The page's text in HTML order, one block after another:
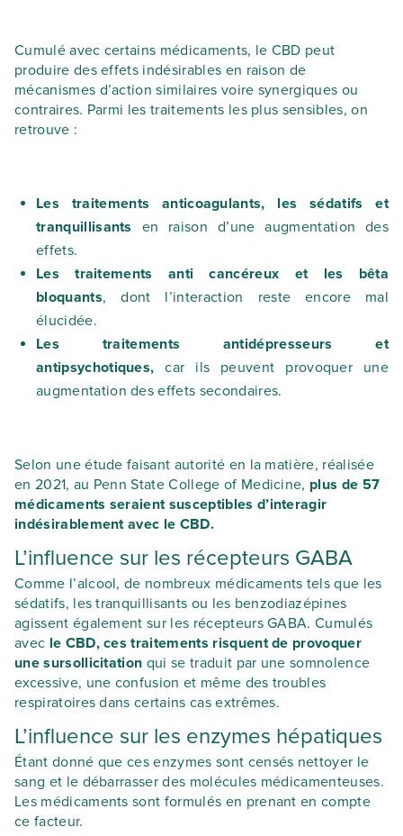
Cumulé avec certains médicaments, le CBD peut
produire des effets indésirables en raison de
mécanismes d’action similaires voire synergiques ou
contraires. Parmi les traitements les plus sensibles, on
retrouve :
Les traitements anticoagulants, les sédatifs et
tranquillisants en raison d’une augmentation des
effets.
Les traitements anti cancéreux et les bêta
bloquants, dont l’interaction reste encore mal
élucidée.
Les traitements antidépresseurs et
antipsychotiques, car ils peuvent provoquer une
augmentation des effets secondaires.
Selon une étude faisant autorité en la matière, réalisée
en 2021, au Penn State College of Medicine, plus de 57
médicaments seraient susceptibles d’interagir
indésirablement avec le CBD.
L’influence sur les récepteurs GABA
Comme l’alcool, de nombreux médicaments tels que les
sédatifs, les tranquillisants ou les benzodiazépines
agissent également sur les récepteurs GABA. Cumulés
avec le CBD, ces traitements risquent de provoquer
une sursollicitation qui se traduit par une somnolence
excessive, une confusion et même des troubles
respiratoires dans certains cas extrêmes.
L’influence sur les enzymes hépatiques
Étant donné que ces enzymes sont censés nettoyer le
sang et le débarrasser des molécules médicamenteuses.
Les médicaments sont formulés en prenant en compte
ce facteur.